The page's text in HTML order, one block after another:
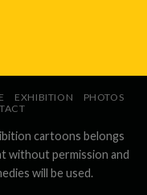
EXHIBITION
PHOTOS
cartoons belongs
without permission and
will be used.